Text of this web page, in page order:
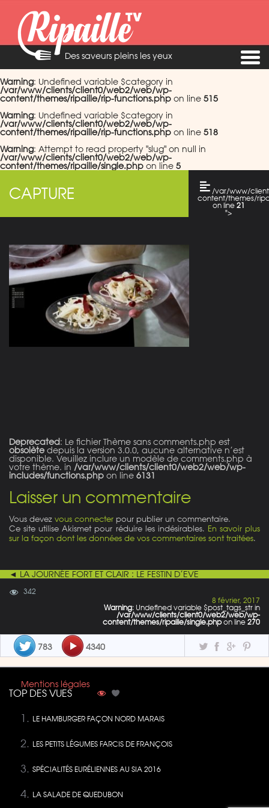
Des saveurs pleins les yeux
Warning: Undefined variable $category in
/var/www/clients/client0/web2/web/wp-
content/themes/ripaille/rip-functions.php on line 515
Warning: Undefined variable $category in
/var/www/clients/client0/web2/web/wp-
content/themes/ripaille/rip-functions.php on line 518
Warning: Attempt to read property "slug" on null in
/var/www/clients/client0/web2/web/wp-
content/themes/ripaille/single.php on line 5
CAPTURE
/var/www/
content/themes/
on line 21
">
Deprecated: Le fichier Thème sans comments.php est
obsolète depuis la version 3.0.0, aucune alternative n’est
disponible. Veuillez inclure un modèle de comments.php à
votre thème. in /var/www/clients/client0/web2/web/wp-
includes/functions.php on line 6131
Laisser un commentaire
Vous devez vous connecter pour publier un commentaire.
Ce site utilise Akismet pour réduire les indésirables. En savoir plus
sur la façon dont les données de vos commentaires sont traitées.
◄ LA JOURNÉE FORT ET CLAIR : LE FESTIN D’EVE
342
8 février, 2017
Warning: Undefined variable $post_tags_str in
/var/www/clients/client0/web2/web/wp-
content/themes/ripaille/single.phpon line 270
783 4340
Mentions légales
TOP DES VUES
LE HAMBURGER FAÇON NORD MARAIS
LES PETITS LÉGUMES FARCIS DE FRANÇOIS
SPÉCIALITÉS EURÉLIENNES AU SIA 2016
LA SALADE DE QUEDUBON